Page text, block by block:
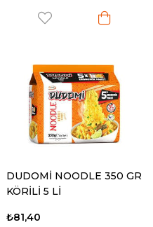
DUDOMİ NOODLE 350 GR
KÖRİLİ 5 Lİ
₺81,40